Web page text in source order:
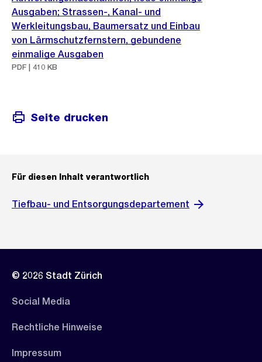
Ausgaben; Strassen-, Kanal- und
Werkleitungsbau, Baumersatz und Einbau
von Lärmschutzfernstern, gebundene
einmalige Ausgaben
PDF | 410 KB
Seite drucken
Für diesen Inhalt verantwortlich
Tiefbau- und Entsorgungsdepartement
© 2026 Stadt Zürich
Social Media
Rechtliche Hinweise
Impressum